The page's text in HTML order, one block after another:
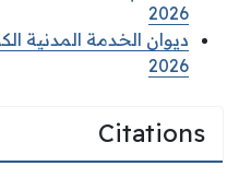
2026
ديوان الخدمة المدنية
2026
Citations